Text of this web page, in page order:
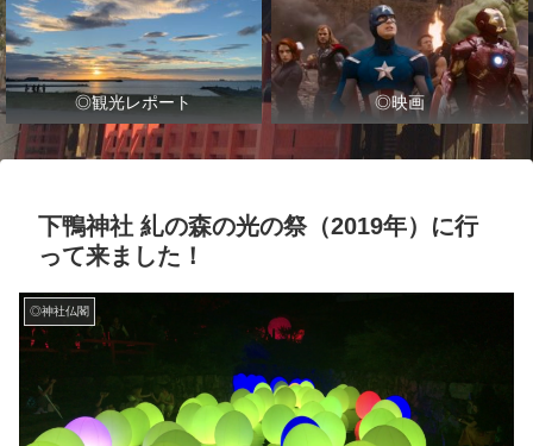
◎観光レポート ◎映画
下鴨神社 糺の森の光の祭（2019年）に行
って来ました！
◎神社仏閣